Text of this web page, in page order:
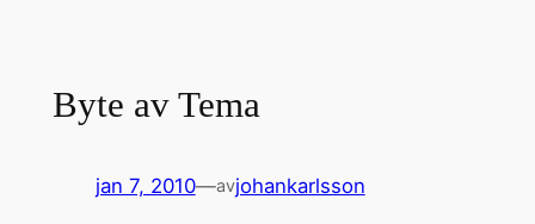
Byte av Tema
jan 7, 2010—avjohankarlsson